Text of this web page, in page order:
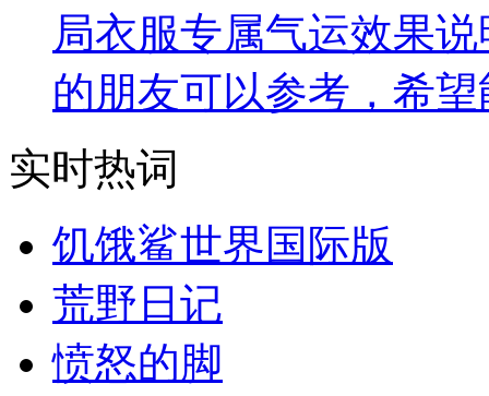
局衣服专属气运效果
的朋友可以参考，希
实时热词
饥饿鲨世界国际版
荒野日记
愤怒的脚